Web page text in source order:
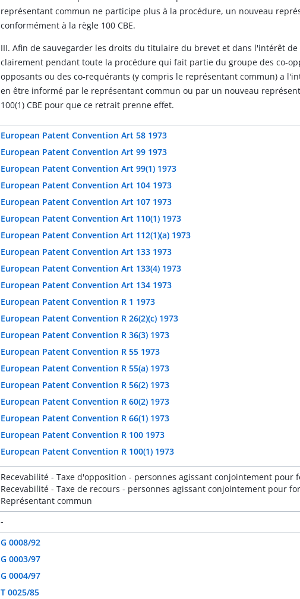
représentant commun ne participe plus à la procédure, un nouveau
conformément à la règle 100 CBE.
III. Afin de sauvegarder les droits du titulaire du brevet et dans l'intérêt
clairement pendant toute la procédure qui fait partie du groupe des co-
opposants ou des co-requérants (y compris le représentant commun) a
en être informé par le représentant commun ou par un nouveau
100(1) CBE pour que ce retrait prenne effet.
European Patent Convention Art 58 1973
European Patent Convention Art 99 1973
European Patent Convention Art 99(1) 1973
European Patent Convention Art 104 1973
European Patent Convention Art 107 1973
European Patent Convention Art 110(1) 1973
European Patent Convention Art 112(1)(a) 1973
European Patent Convention Art 133 1973
European Patent Convention Art 133(4) 1973
European Patent Convention Art 134 1973
European Patent Convention R 1 1973
European Patent Convention R 26(2)(c) 1973
European Patent Convention R 36(3) 1973
European Patent Convention R 55 1973
European Patent Convention R 55(a) 1973
European Patent Convention R 56(2) 1973
European Patent Convention R 60(2) 1973
European Patent Convention R 66(1) 1973
European Patent Convention R 100 1973
European Patent Convention R 100(1) 1973
Recevabilité - Taxe d'opposition - personnes agissant conjointement
Recevabilité - Taxe de recours - personnes agissant conjointement pour
Représentant commun
-
G 0008/92
G 0003/97
G 0004/97
T 0025/85